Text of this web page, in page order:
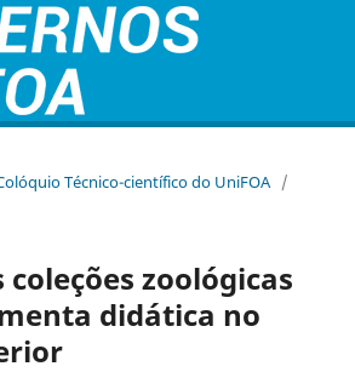
Técnico-científico do UniFOA /
coleções zoológicas
didática no